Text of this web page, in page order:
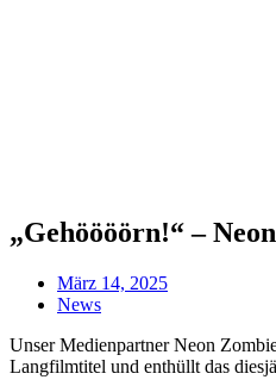
„Gehöööörn!“ –
März 14, 2025
News
Unser Medienpartner Neon
Langfilmtitel und enthüllt das